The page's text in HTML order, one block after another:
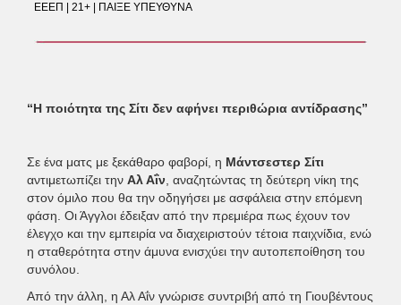
ΕΕΕΠ | 21+ | ΠΑΙΞΕ ΥΠΕΥΘΥΝΑ
“Η ποιότητα της Σίτι δεν αφήνει περιθώρια αντίδρασης”
Σε ένα ματς με ξεκάθαρο φαβορί, η Μάντσεστερ Σίτι
αντιμετωπίζει την Αλ Αΐν , αναζητώντας τη δεύτερη νίκη της
στον όμιλο που θα την οδηγήσει με ασφάλεια στην επόμενη
φάση. Οι Άγγλοι έδειξαν από την πρεμιέρα πως έχουν τον
έλεγχο και την εμπειρία να διαχειριστούν τέτοια παιχνίδια, ενώ
η σταθερότητα στην άμυνα ενισχύει την αυτοπεποίθηση του
συνόλου.
Από την άλλη, η Αλ Αΐν γνώρισε συντριβή από τη Γιουβέντους